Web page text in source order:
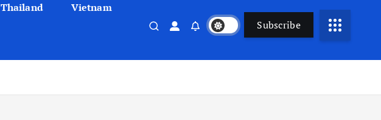
Thailand Vietnam
Subscribe